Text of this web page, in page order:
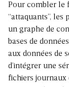
Pour combler le
“attaquants”,
un graphe de
bases de
aux données de
d’intégrer une
fichiers journaux